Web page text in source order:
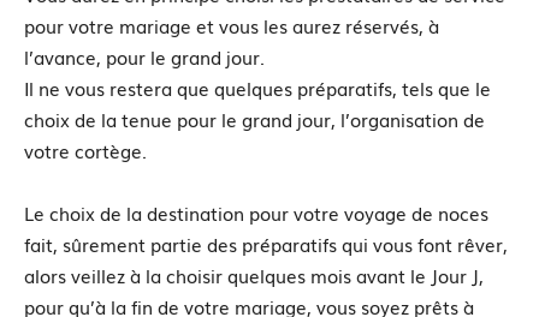
pour votre mariage et vous les aurez réservés, à
l’avance, pour le grand jour.
Il ne vous restera que quelques préparatifs, tels que le
choix de la tenue pour le grand jour, l’organisation de
votre cortège.
Le choix de la destination pour votre voyage de noces
fait, sûrement partie des préparatifs qui vous font rêver,
alors veillez à la choisir quelques mois avant le Jour J,
pour qu’à la fin de votre mariage, vous soyez prêts à